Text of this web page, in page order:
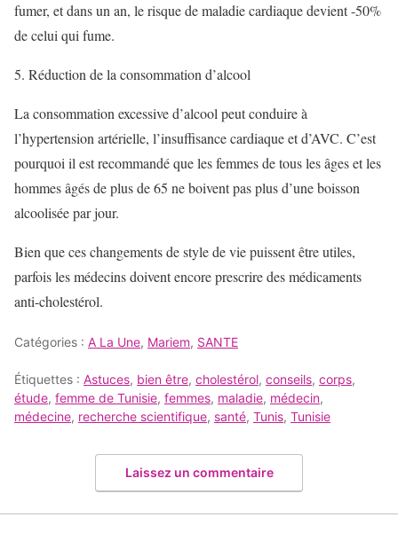
fumer, et dans un an, le risque de maladie cardiaque devient -50%
de celui qui fume.
5. Réduction de la consommation d’alcool
La consommation excessive d’alcool peut conduire à
l’hypertension artérielle, l’insuffisance cardiaque et d’AVC. C’est
pourquoi il est recommandé que les femmes de tous les âges et les
hommes âgés de plus de 65 ne boivent pas plus d’une boisson
alcoolisée par jour.
Bien que ces changements de style de vie puissent être utiles,
parfois les médecins doivent encore prescrire des médicaments
anti-cholestérol.
Catégories : A La Une, Mariem, SANTE
Étiquettes : Astuces, bien être, cholestérol, conseils, corps,
étude, femme de Tunisie, femmes, maladie, médecin,
médecine, recherche scientifique, santé, Tunis, Tunisie
Laissez un commentaire